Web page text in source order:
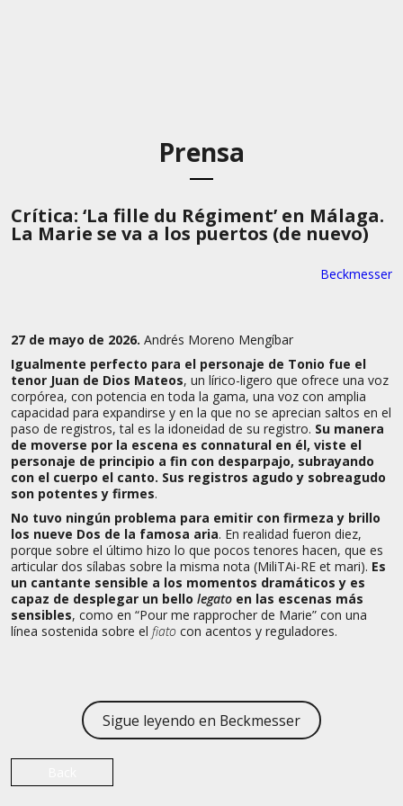
Prensa
Crítica: ‘La fille du Régiment’ en Málaga.
La Marie se va a los puertos (de nuevo)
Beckmesser
27 de mayo de 2026. Andrés Moreno Mengíbar
Igualmente perfecto para el personaje de Tonio fue el
tenor Juan de Dios Mateos, un lírico-ligero que ofrece una voz
corpórea, con potencia en toda la gama, una voz con amplia
capacidad para expandirse y en la que no se aprecian saltos en el
paso de registros, tal es la idoneidad de su registro. Su manera
de moverse por la escena es connatural en él, viste el
personaje de principio a fin con desparpajo, subrayando
con el cuerpo el canto. Sus registros agudo y sobreagudo
son potentes y firmes.
No tuvo ningún problema para emitir con firmeza y brillo
los nueve Dos de la famosa aria. En realidad fueron diez,
porque sobre el último hizo lo que pocos tenores hacen, que es
articular dos sílabas sobre la misma nota (MiliTAi-RE et mari). Es
un cantante sensible a los momentos dramáticos y es
capaz de desplegar un bello legato en las escenas más
sensibles, como en “Pour me rapprocher de Marie” con una
línea sostenida sobre el fiato con acentos y reguladores.
Sigue leyendo en Beckmesser